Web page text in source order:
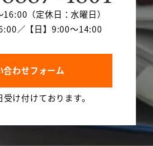
16:00（定休日：水曜日）
／【日】9:00～14:00
合わせフォーム
け付けております。